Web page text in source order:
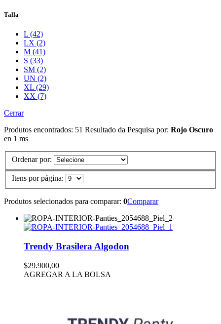
Talla
L (42)
LX (2)
M (41)
S (33)
SM (2)
UN (2)
XL (29)
XX (7)
Cerrar
Produtos encontrados: 51 Resultado da Pesquisa por: Rojo Oscuro
en 1 ms
Ordenar por:
Itens por página:
Produtos selecionados para comparar: 0Comparar
Trendy Brasilera Algodon
$29.900,00
AGREGAR A LA BOLSA